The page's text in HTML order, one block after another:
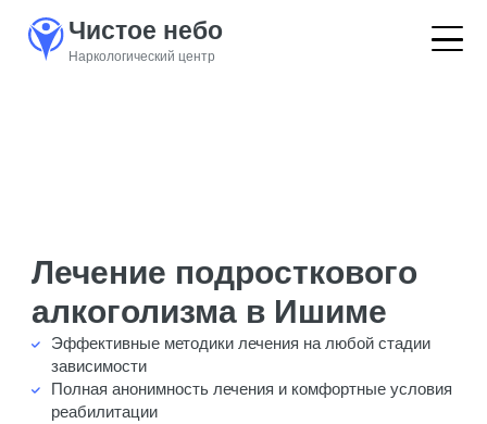
Чистое небо
Наркологический центр
Лечение подросткового
алкоголизма в Ишиме
Эффективные методики лечения на любой стадии
зависимости
Полная анонимность лечения и комфортные условия
реабилитации